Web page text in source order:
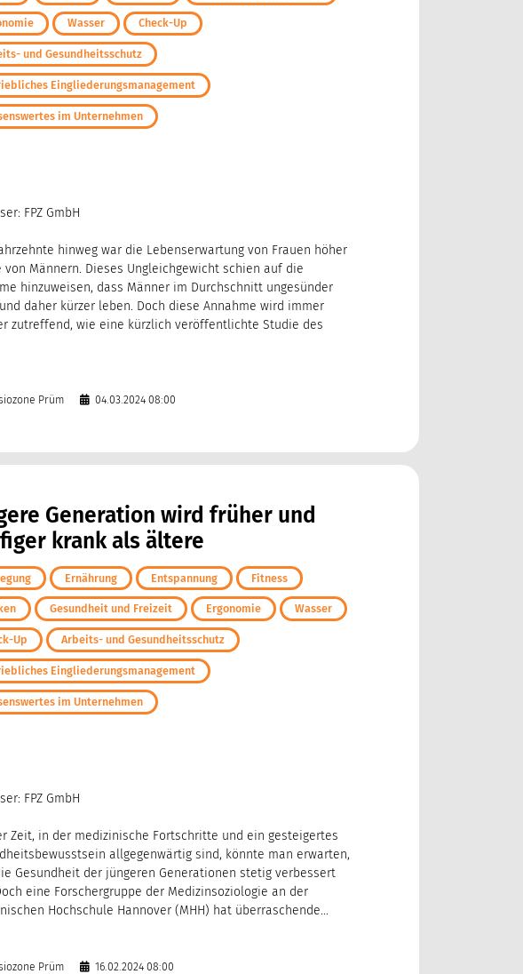
Wasser Check-Up
und Gesundheitsschutz
Eingliederungsmanagement
im Unternehmen
FPZ GmbH
hinweg war die Lebenserwartung von Frauen höher
von Männern. Dieses Ungleichgewicht schien auf die
hinzuweisen, dass Männer im Durchschnitt ungesünder
daher kürzer leben. Doch diese Annahme wird immer
zutreffend, wie eine kürzlich veröffentlichte Studie des
Prüm 04.03.2024 08:00
Generation wird früher und
krank als ältere
Ernährung Entspannung Fitness
Gesundheit und Freizeit Ergonomie Wasser
Up Arbeits- und Gesundheitsschutz
Eingliederungsmanagement
im Unternehmen
FPZ GmbH
Zeit, in der medizinische Fortschritte und ein gesteigertes
allgegenwärtig sind, könnte man erwarten,
Gesundheit der jüngeren Generationen stetig verbessert
eine Forschergruppe der Medizinsoziologie an der
Hochschule Hannover (MHH) hat überraschende...
Prüm 16.02.2024 08:00